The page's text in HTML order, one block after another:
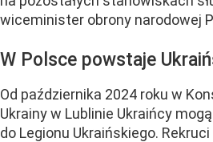
wiceminister obrony narodowej
W Polsce powstaje
Od października 2024 roku w
Ukrainy w Lublinie Ukraińcy
do Legionu Ukraińskiego.